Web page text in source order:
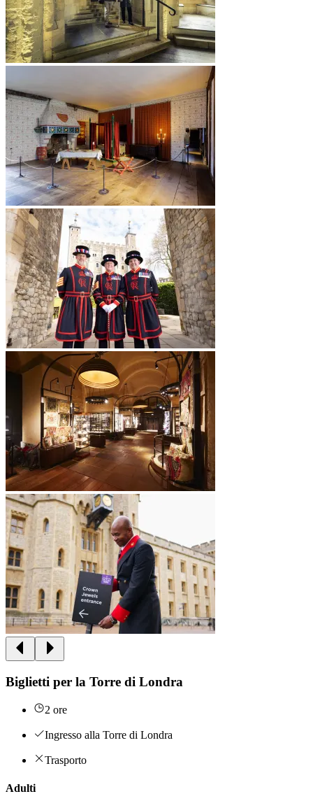
Biglietti per la Torre di Londra
2 ore
Ingresso alla Torre di Londra
Trasporto
Adulti